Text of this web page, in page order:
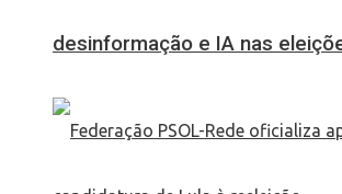
desinformação e IA nas